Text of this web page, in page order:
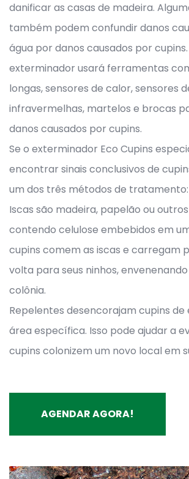
danificar as casas de madeira.
também podem confundir danos
água por danos causados por
exterminador usará ferramentas
longas, sensores de calor, sensores
infravermelhas, martelos e brocas
danos causados por cupins.
Se o exterminador Eco Cupins
encontrar sinais conclusivos de
um dos três métodos de tratamento:
Iscas são madeira, papelão ou
contendo celulose embebidos em
cupins comem as iscas e carregam
volta para seus ninhos,
colônia.
Repelentes desencorajam cupins
área específica. Isso pode ajudar a
cupins colonizem um novo local em
AGENDAR AGORA!